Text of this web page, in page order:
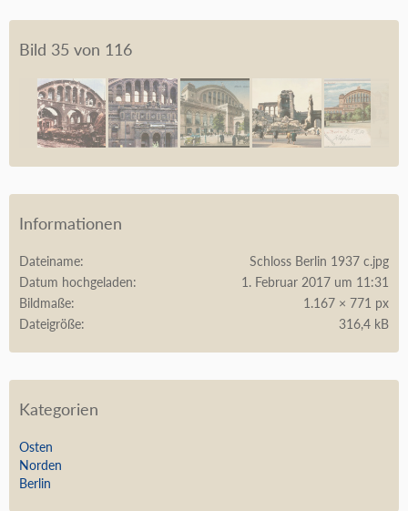
Bild 35 von 116
Informationen
Dateiname
Schloss Berlin 1937 c.jpg
Datum hochgeladen
1. Februar 2017 um 11:31
Bildmaße
1.167 × 771 px
Dateigröße
316,4 kB
Kategorien
Osten
Norden
Berlin